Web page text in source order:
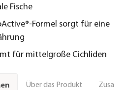
Fische
Formel sorgt für eine
für mittelgroße Cichliden
Über das Produkt